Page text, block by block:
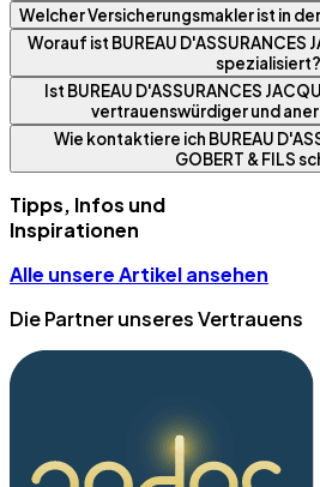
Welcher Versicherungsmakler ist in
Worauf ist BUREAU D'ASSURANCES
spezialisiert?
Ist BUREAU D'ASSURANCES
vertrauenswürdiger und
Wie kontaktiere ich BUREAU
GOBERT & FILS
Tipps, Infos und
Inspirationen
Alle unsere Artikel ansehen
Die Partner unseres Vertrauens